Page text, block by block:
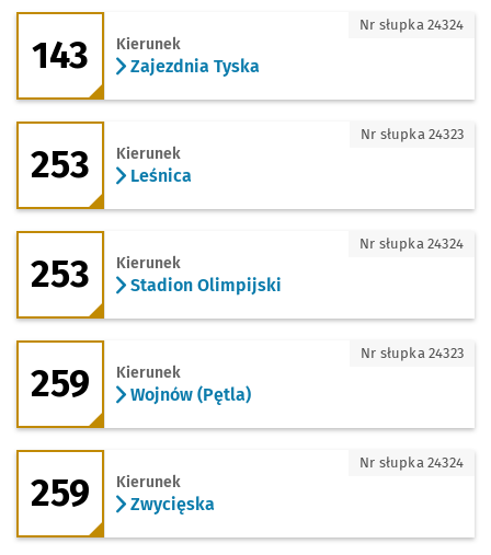
143 - kierunek Zajezdnia Tyska
143 Kierunek
Zajezdnia Tyska
Nr słupka 24324
253 - kierunek Leśnica
253 Kierunek
Leśnica
Nr słupka 24323
253 - kierunek Stadion Olimpijski
253 Kierunek
Stadion Olimpijski
Nr słupka 24324
259 - kierunek Wojnów (Pętla)
259 Kierunek
Wojnów (Pętla)
Nr słupka 24323
259 - kierunek Zwycięska
259 Kierunek
Zwycięska
Nr słupka 24324